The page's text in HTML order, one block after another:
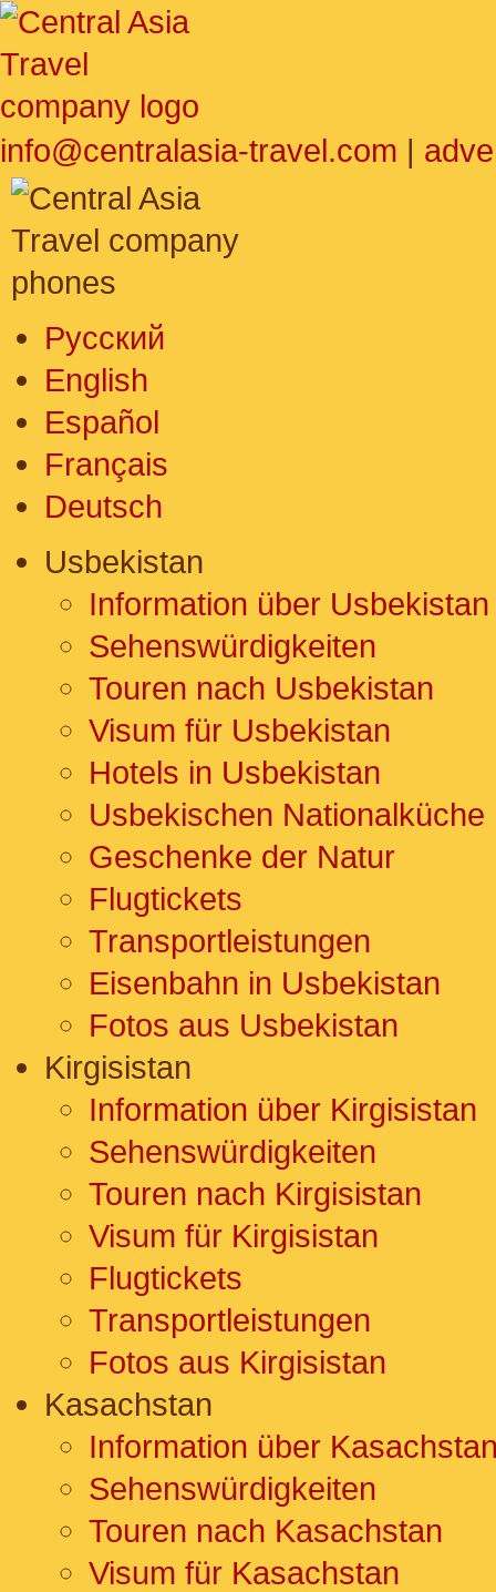
info@centralasia-travel.com |
Русский
English
Español
Français
Deutsch
Usbekistan
Information über Usbekistan
Sehenswürdigkeiten
Touren nach Usbekistan
Visum für Usbekistan
Hotels in Usbekistan
Usbekischen Nationalküche
Geschenke der Natur
Flugtickets
Transportleistungen
Eisenbahn in Usbekistan
Fotos aus Usbekistan
Kirgisistan
Information über Kirgisistan
Sehenswürdigkeiten
Touren nach Kirgisistan
Visum für Kirgisistan
Flugtickets
Transportleistungen
Fotos aus Kirgisistan
Kasachstan
Information über
Sehenswürdigkeiten
Touren nach Kasachstan
Visum für Kasachstan